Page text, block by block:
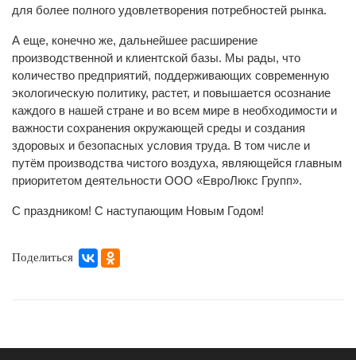
для более полного удовлетворения потребностей рынка.
А еще, конечно же, дальнейшее расширение
производственной и клиентской базы. Мы рады, что
количество предприятий, поддерживающих современную
экологическую политику, растет, и повышается осознание
каждого в нашей стране и во всем мире в необходимости и
важности сохранения окружающей среды и создания
здоровых и безопасных условия труда. В том числе и
путём производства чистого воздуха, являющейся главным
приоритетом деятельности ООО «ЕвроЛюкс Групп».
С праздником! С наступающим Новым Годом!
Поделиться